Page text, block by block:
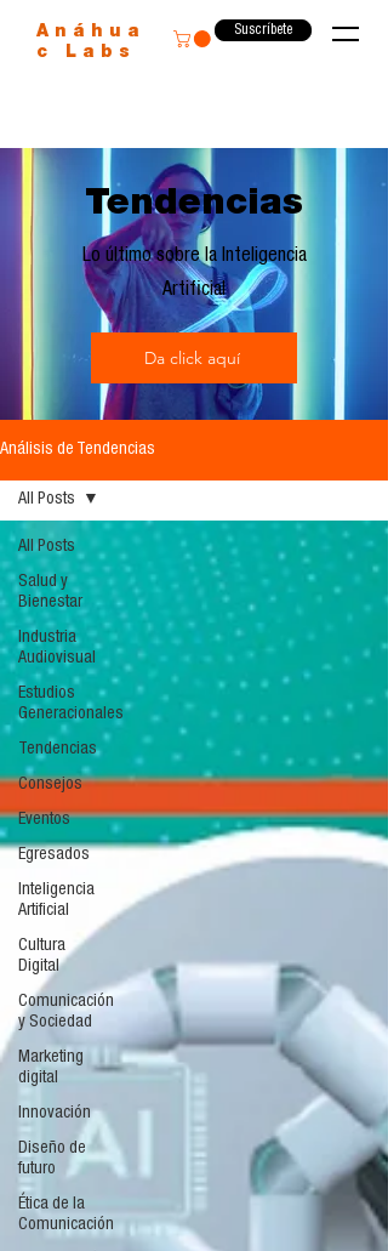
Anáhua
c Labs
Suscríbete
Tendencias
Lo último sobre la Inteligencia
Artificial
Da click aquí
Análisis de Tendencias
All Posts
Salud y
Bienestar
Industria
Audiovisual
Estudios
Generacionales
Tendencias
Consejos
Eventos
Egresados
Inteligencia
Artificial
Cultura
Digital
Comunicación
y Sociedad
Marketing
digital
Innovación
Diseño de
futuro
Ética de la
Comunicación
All Posts